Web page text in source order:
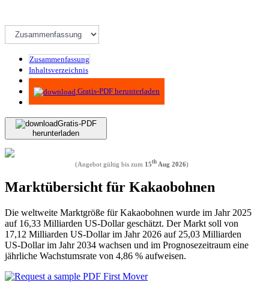
Zusammenfassung
Inhaltsverzeichnis
Methodik
Gratis-PDF herunterladen
Gratis-PDF
herunterladen
(Angebot gültig bis zum 15thAug 2026)
Marktübersicht für Kakaobohnen
Die weltweite Marktgröße für Kakaobohnen wurde im Jahr 2025
auf 16,33 Milliarden US-Dollar geschätzt. Der Markt soll von
17,12 Milliarden US-Dollar im Jahr 2026 auf 25,03 Milliarden
US-Dollar im Jahr 2034 wachsen und im Prognosezeitraum eine
jährliche Wachstumsrate von 4,86 ​​% aufweisen.